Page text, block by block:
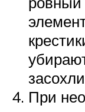
При